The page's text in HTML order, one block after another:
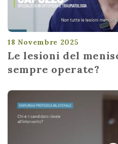
18 Novembre 2025
Le lesioni del
sempre operate?